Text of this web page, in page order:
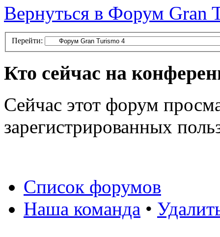
Вернуться в Форум Gran
Перейти:
Кто сейчас на
Сейчас этот форум
зарегистрированных
Список форумов
Наша команда •